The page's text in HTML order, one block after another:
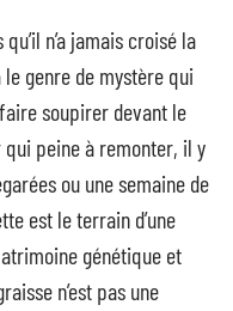
n’a jamais croisé la
le genre de mystère qui
soupirer devant le
peine à remonter, il y
ou une semaine de
est le terrain d’une
génétique et
n’est pas une